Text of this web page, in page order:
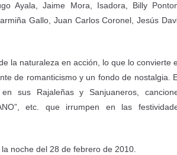
Ayala, Jaime Mora, Isadora, Billy
Gallo, Juan Carlos Coronel, Jesús
la naturaleza en acción , lo que lo convierte
de romanticismo y un fondo de nostalgia.
sus Rajaleñas y Sanjuaneros,
etc. que irrumpen en las
noche del 28 de febrero de 2010.